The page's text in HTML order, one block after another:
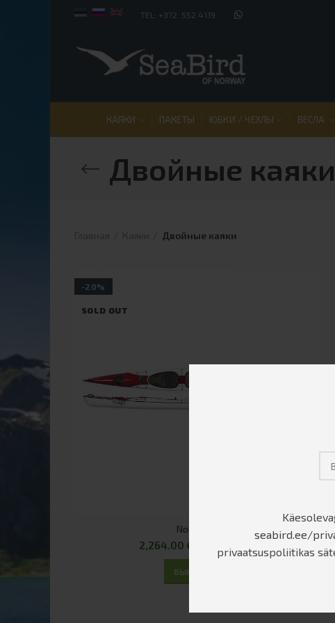
seabird.ee/
privaatsuspoliitikas
TEL: +372 552 4119
КАЯКИ ПАКЕТЫ ЮБКИ / ЧЕХЛЫ ВЕСЛА
Двойные каяки
Двойные каяки
-20%
SOLD OUT
Nordr XL3
2,264.00 €
ВЫБРАТЬ ...